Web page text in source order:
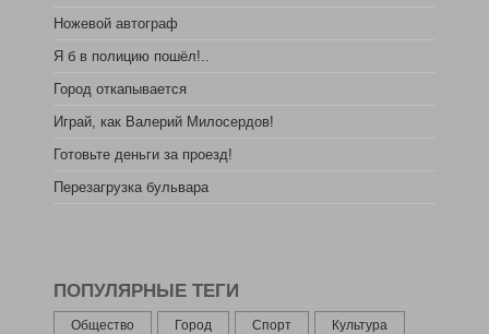
Ножевой автограф
Я б в полицию пошёл!..
Город откапывается
Играй, как Валерий Милосердов!
Готовьте деньги за проезд!
Перезагрузка бульвара
ПОПУЛЯРНЫЕ ТЕГИ
Общество Город Спорт Культура